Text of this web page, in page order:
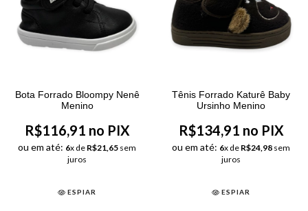
Bota Forrado Bloompy Nenê
Menino
R$116,91 no PIX
ou em até: 6x de R$21,65 sem
juros
ESPIAR
Tênis Forrado Katurê Baby
Ursinho Menino
R$134,91 no PIX
ou em até: 6x de R$24,98 sem
juros
ESPIAR